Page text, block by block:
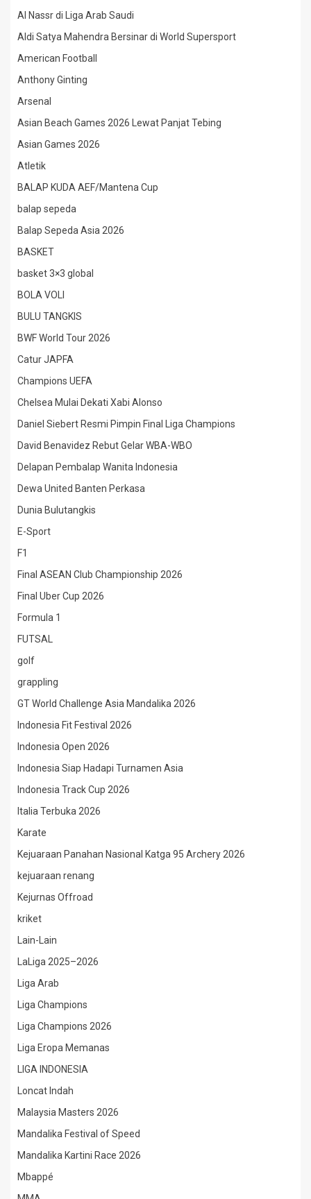
Al Nassr di Liga Arab Saudi
Aldi Satya Mahendra Bersinar di World Supersport
American Football
Anthony Ginting
Arsenal
Asian Beach Games 2026 Lewat Panjat Tebing
Asian Games 2026
Atletik
BALAP KUDA AEF/Mantena Cup
balap sepeda
Balap Sepeda Asia 2026
BASKET
basket 3×3 global
BOLA VOLI
BULU TANGKIS
BWF World Tour 2026
Catur JAPFA
Champions UEFA
Chelsea Mulai Dekati Xabi Alonso
Daniel Siebert Resmi Pimpin Final Liga Champions
David Benavidez Rebut Gelar WBA-WBO
Delapan Pembalap Wanita Indonesia
Dewa United Banten Perkasa
Dunia Bulutangkis
E-Sport
F1
Final ASEAN Club Championship 2026
Final Uber Cup 2026
Formula 1
FUTSAL
golf
grappling
GT World Challenge Asia Mandalika 2026
Indonesia Fit Festival 2026
Indonesia Open 2026
Indonesia Siap Hadapi Turnamen Asia
Indonesia Track Cup 2026
Italia Terbuka 2026
Karate
Kejuaraan Panahan Nasional Katga 95 Archery 2026
kejuaraan renang
Kejurnas Offroad
kriket
Lain-Lain
LaLiga 2025–2026
Liga Arab
Liga Champions
Liga Champions 2026
Liga Eropa Memanas
LIGA INDONESIA
Loncat Indah
Malaysia Masters 2026
Mandalika Festival of Speed
Mandalika Kartini Race 2026
Mbappé